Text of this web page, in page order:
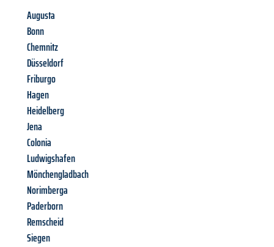
Augusta
Bonn
Chemnitz
Düsseldorf
Friburgo
Hagen
Heidelberg
Jena
Colonia
Ludwigshafen
Mönchengladbach
Norimberga
Paderborn
Remscheid
Siegen